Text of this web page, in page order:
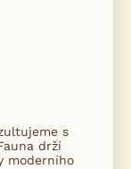
s
drží
moderního